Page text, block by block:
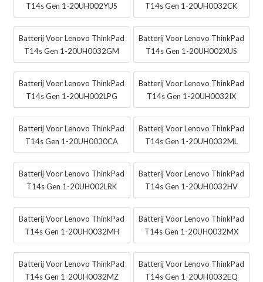
T14s Gen 1-20UH002YUS
T14s Gen 1-20UH0032CK
Batterij Voor Lenovo ThinkPad
T14s Gen 1-20UH0032GM
Batterij Voor Lenovo ThinkPad
T14s Gen 1-20UH002XUS
Batterij Voor Lenovo ThinkPad
T14s Gen 1-20UH002LPG
Batterij Voor Lenovo ThinkPad
T14s Gen 1-20UH0032IX
Batterij Voor Lenovo ThinkPad
T14s Gen 1-20UH0030CA
Batterij Voor Lenovo ThinkPad
T14s Gen 1-20UH0032ML
Batterij Voor Lenovo ThinkPad
T14s Gen 1-20UH002LRK
Batterij Voor Lenovo ThinkPad
T14s Gen 1-20UH0032HV
Batterij Voor Lenovo ThinkPad
T14s Gen 1-20UH0032MH
Batterij Voor Lenovo ThinkPad
T14s Gen 1-20UH0032MX
Batterij Voor Lenovo ThinkPad
T14s Gen 1-20UH0032MZ
Batterij Voor Lenovo ThinkPad
T14s Gen 1-20UH0032EQ